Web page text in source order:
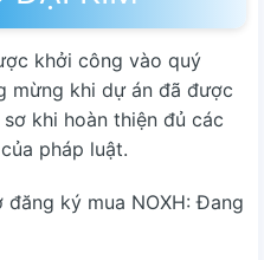
khởi công vào quý
mừng khi dự án đã được
khi hoàn thiện đủ các
pháp luật.
ký mua NOXH: Đang